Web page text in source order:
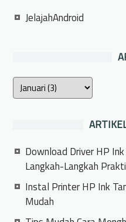
JelajahAndroid
Download Driver HP
Langkah-Langkah
Instal Printer HP Ink
Mudah